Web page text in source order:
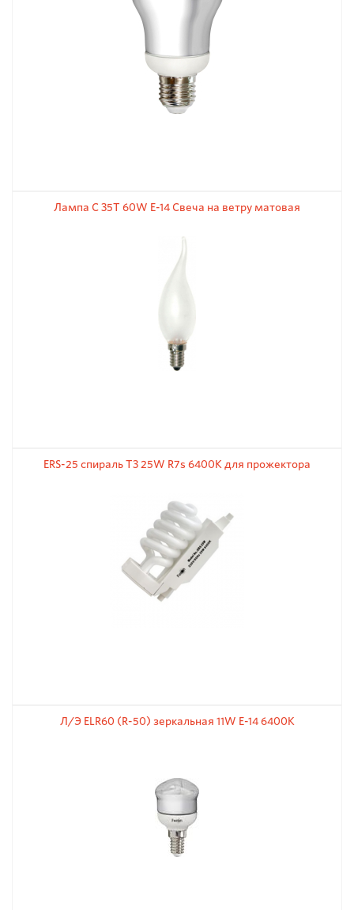
Лампа С 35Т 60W Е-14 Свеча на ветру матовая
ERS-25 спираль T3 25W R7s 6400K для прожектора
Л/Э ELR60 (R-50) зеркальная 11W E-14 6400К